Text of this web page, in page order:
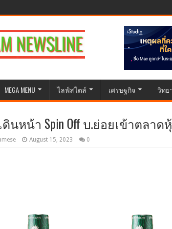
MEGA MENU ไลฟ์สไตล์ เศรษฐกิจ วิทย
เดินหน้า Spin Off บ.ย่อยเข้าตลาด
August 15, 2023 0